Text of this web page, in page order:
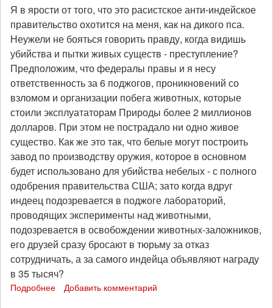
ради
меха
и
кожи
Я в ярости от того, что это расистское анти-индейское
правительство охотится на меня, как на дикого пса.
Неужели не бояться говорить правду, когда видишь
убийства и пытки живых существ - преступление?
Предположим, что федералы правы и я несу
ответственность за 6 поджогов, проникновений со
взломом и организации побега животных, которые
стоили эксплуататорам Природы более 2 миллионов
долларов. При этом не пострадало ни одно живое
существо. Как же это так, что белые могут построить
завод по производству оружия, которое в основном
будет использовано для убийства небелых - с полного
одобрения правительства США; зато когда вдруг
индеец подозревается в поджоге лабораторий,
проводящих эксперименты над животными,
подозревается в освобождении животных-заложников,
его друзей сразу бросают в тюрьму за отказ
сотрудничать, а за самого индейца объявляют награду
в 35 тысяч?
Подробнее Добавить комментарий